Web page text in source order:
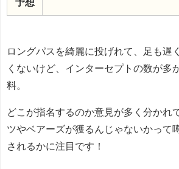
ロングパスを綺麗に投げれて、足も遅
くないけど、インターセプトの数が多
料。
どこが指名するのか意見が多く分かれ
ツやベアーズが獲るんじゃないかって
されるかに注目です！